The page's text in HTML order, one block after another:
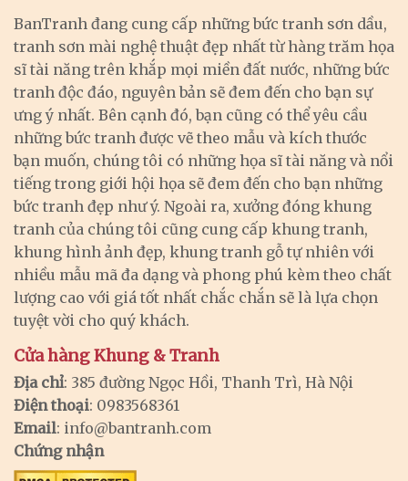
BanTranh đang cung cấp những bức tranh sơn dầu,
tranh sơn mài nghệ thuật đẹp nhất từ hàng trăm họa
sĩ tài năng trên khắp mọi miền đất nước, những bức
tranh độc đáo, nguyên bản sẽ đem đến cho bạn sự
ưng ý nhất. Bên cạnh đó, bạn cũng có thể yêu cầu
những bức tranh được vẽ theo mẫu và kích thước
bạn muốn, chúng tôi có những họa sĩ tài năng và nổi
tiếng trong giới hội họa sẽ đem đến cho bạn những
bức tranh đẹp như ý. Ngoài ra, xưởng đóng khung
tranh của chúng tôi cũng cung cấp khung tranh,
khung hình ảnh đẹp, khung tranh gỗ tự nhiên với
nhiều mẫu mã đa dạng và phong phú kèm theo chất
lượng cao với giá tốt nhất chắc chắn sẽ là lựa chọn
tuyệt vời cho quý khách.
Cửa hàng Khung & Tranh
Địa chỉ: 385 đường Ngọc Hồi, Thanh Trì, Hà Nội
Điện thoại: 0983568361
Email: info@bantranh.com
Chứng nhận